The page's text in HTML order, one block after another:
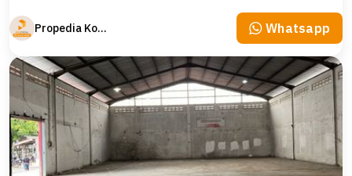
Propedia Komersial Whatsapp